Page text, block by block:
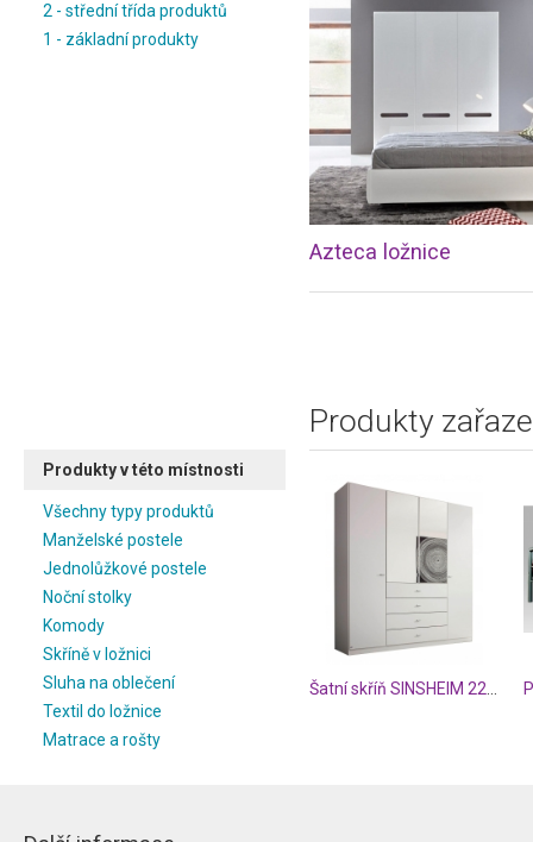
2 - střední třída produktů
1 - základní produkty
Azteca ložnice
Produkty v této místnosti
Všechny typy produktů
Manželské postele
Jednolůžkové postele
Noční stolky
Komody
Skříně v ložnici
Sluha na oblečení
Textil do ložnice
Matrace a rošty
Produkty